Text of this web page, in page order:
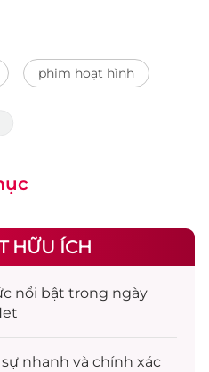
phim hoạt hình
HỮU ÍCH
nổi bật trong ngày
nhanh và chính xác